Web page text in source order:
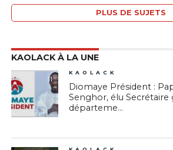
PLUS DE SUJETS
KAOLACK À LA UNE
11
KAOLACK
Diomaye Président :
Senghor, élu Secrétaire
départeme...